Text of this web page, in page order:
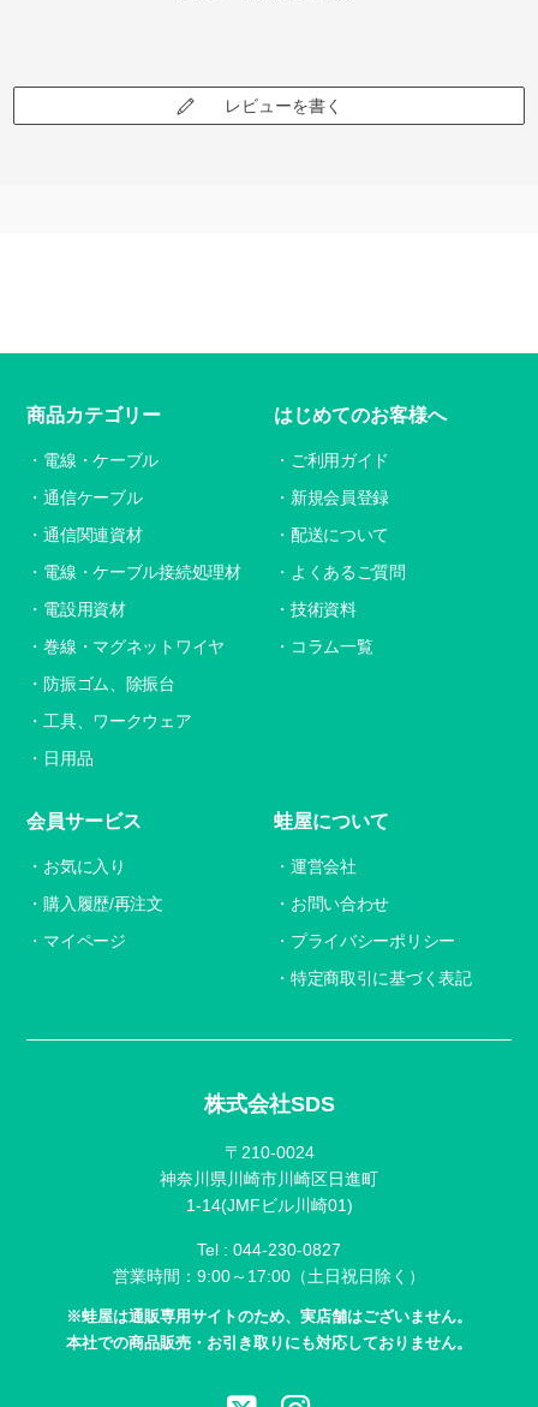
レビューを書く
株式会社SDS
〒210-0024
神奈川県川崎市川崎区日進町
1-14(JMFビル川崎01)
Tel : 044-230-0827
営業時間：9:00～17:00（土日祝日除く）
※蛙屋は通販専用サイトのため、実店舗はございません。
本社での商品販売・お引き取りにも対応しておりません。
商品カテゴリー
電線・ケーブル
通信ケーブル
通信関連資材
電線・ケーブル接続処理材
電設用資材
巻線・マグネットワイヤ
防振ゴム、除振台
工具、ワークウェア
日用品
はじめてのお客様へ
ご利用ガイド
新規会員登録
配送について
よくあるご質問
技術資料
コラム一覧
会員サービス
お気に入り
購入履歴/再注文
マイページ
蛙屋について
運営会社
お問い合わせ
プライバシーポリシー
特定商取引に基づく表記